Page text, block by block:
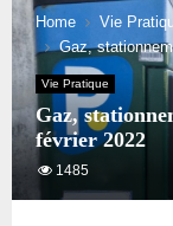
Home
Vie
Gaz,
Vie Pratique
Gaz,
février 2022
1485